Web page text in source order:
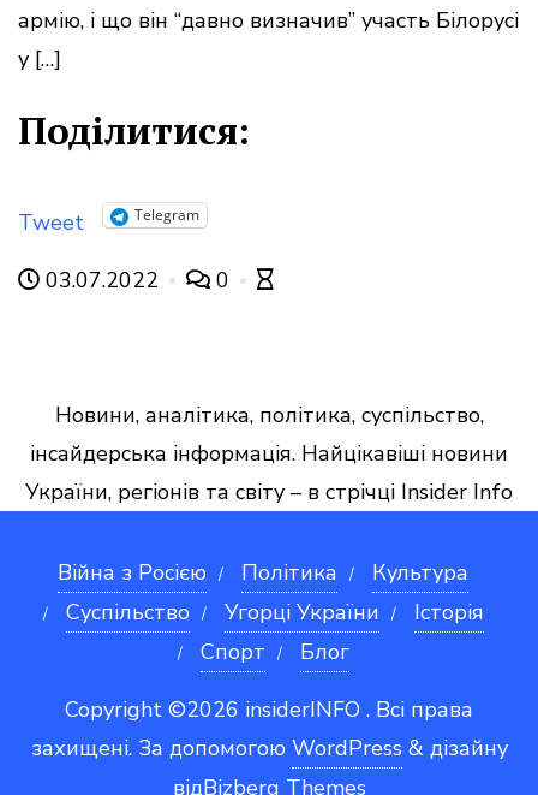
армію, і що він “давно визначив” участь Білорусі
у […]
Поділитися:
Tweet Telegram
03.07.2022 0
Новини, аналітика, політика, суспільство,
інсайдерська інформація. Найцікавіші новини
України, регіонів та світу – в стрічці Insider Info
Війна з Росією Політика
Культура
Суспільство
Угорці України
Iсторія
Спорт
Блог
Copyright ©2026 insiderINFO . Всі права
захищені. За допомогою WordPress & дізайну
відBizberg Themes